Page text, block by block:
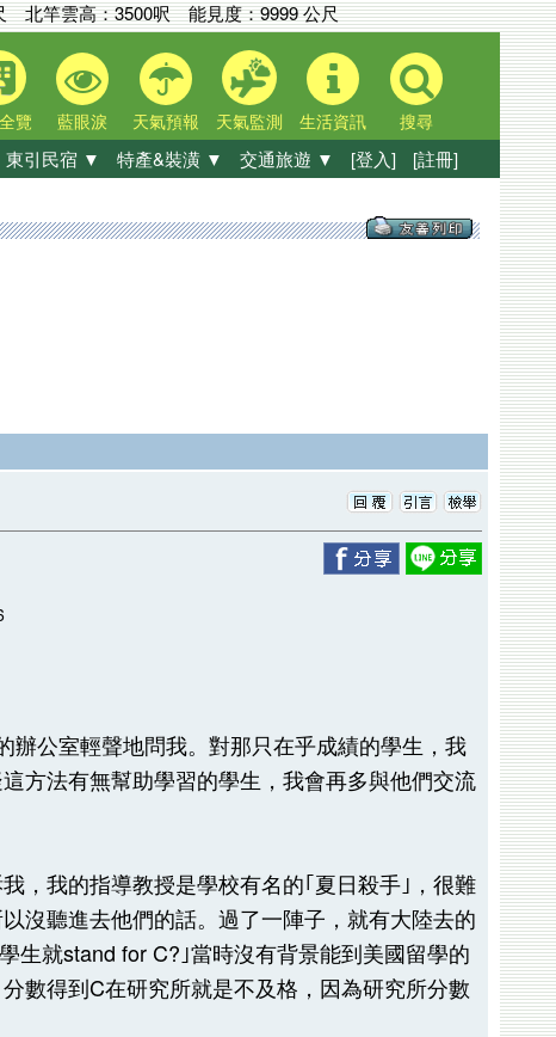
北竿雲高：3500呎能見度：9999 公尺
覽 藍眼淚 天氣預報 天氣監測 生活資訊 搜尋
東引民宿 ▼ 特產&裝潢 ▼ 交通旅遊 ▼ [登入] [註冊]
辦公室輕聲地問我。對那只在乎成績的學生，我
方法有無幫助學習的學生，我會再多與他們交流
，我的指導教授是學校有名的｢夏日殺手｣，很難
沒聽進去他們的話。過了一陣子，就有大陸去的
生就stand for C?｣當時沒有背景能到美國留學的
數得到C在研究所就是不及格，因為研究所分數